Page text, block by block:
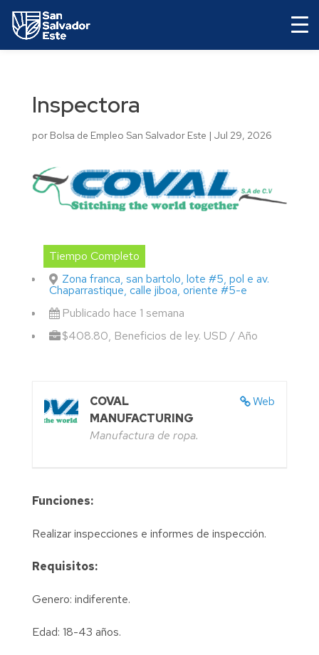
Inspectora
por Bolsa de Empleo San Salvador Este | Jul 29, 2026
Tiempo Completo
Zona franca, san bartolo, lote #5, pol e av.
Chaparrastique, calle jiboa, oriente #5-e
Publicado hace 1 semana
$408.80, Beneficios de ley. USD / Año
Web
COVAL
MANUFACTURING
Manufactura de ropa.
Funciones:
Realizar inspecciones e informes de inspección.
Requisitos:
Genero: indiferente.
Edad: 18-43 años.